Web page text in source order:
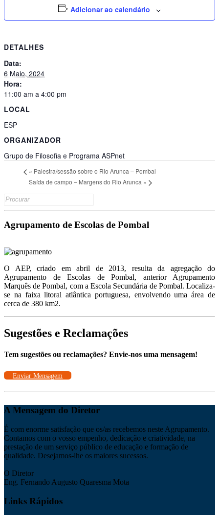
Adicionar ao calendário
DETALHES
Data:
6 Maio, 2024
Hora:
11:00 am a 4:00 pm
LOCAL
ESP
ORGANIZADOR
Grupo de Filosofia e Programa ASPnet
« Palestra/sessão sobre o Rio Arunca – Pombal
Saída de campo – Margens do Rio Arunca »
Search
Agrupamento de Escolas de Pombal
O AEP, criado em abril de 2013, resulta da agregação do
Agrupamento de Escolas de Pombal, anterior Agrupamento
Marquês de Pombal, com a Escola Secundária de Pombal. Localiza-
se na faixa litoral atlântica portuguesa, envolvendo uma área de
cerca de 380 km2.
Sugestões e Reclamações
Tem sugestões ou reclamações? Envie-nos uma mensagem!
Enviar Mensagem
A Mensagem do Diretor
É com enorme satisfação que os/as recebemos neste Agrupamento.
Contamos com o vosso empenho, dedicação e criatividade, na
prestação de um serviço público de educação e formação de
qualidade. Desejamos-lhe os maiores sucessos.
O Diretor
Eng. Fernando Augusto Quaresma Mota
Links Rápidos